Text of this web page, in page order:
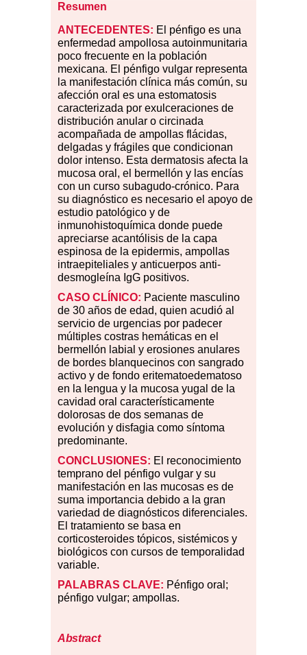
Resumen
ANTECEDENTES: El pénfigo es una
enfermedad ampollosa autoinmunitaria
poco frecuente en la población
mexicana. El pénfigo vulgar representa
la manifestación clínica más común, su
afección oral es una estomatosis
caracterizada por exulceraciones de
distribución anular o circinada
acompañada de ampollas flácidas,
delgadas y frágiles que condicionan
dolor intenso. Esta dermatosis afecta la
mucosa oral, el bermellón y las encías
con un curso subagudo-crónico. Para
su diagnóstico es necesario el apoyo de
estudio patológico y de
inmunohistoquímica donde puede
apreciarse acantólisis de la capa
espinosa de la epidermis, ampollas
intraepiteliales y anticuerpos anti-
desmogleína IgG positivos.
CASO CLÍNICO: Paciente masculino
de 30 años de edad, quien acudió al
servicio de urgencias por padecer
múltiples costras hemáticas en el
bermellón labial y erosiones anulares
de bordes blanquecinos con sangrado
activo y de fondo eritematoedematoso
en la lengua y la mucosa yugal de la
cavidad oral característicamente
dolorosas de dos semanas de
evolución y disfagia como síntoma
predominante.
CONCLUSIONES: El reconocimiento
temprano del pénfigo vulgar y su
manifestación en las mucosas es de
suma importancia debido a la gran
variedad de diagnósticos diferenciales.
El tratamiento se basa en
corticosteroides tópicos, sistémicos y
biológicos con cursos de temporalidad
variable.
PALABRAS CLAVE: Pénfigo oral;
pénfigo vulgar; ampollas.
Abstract